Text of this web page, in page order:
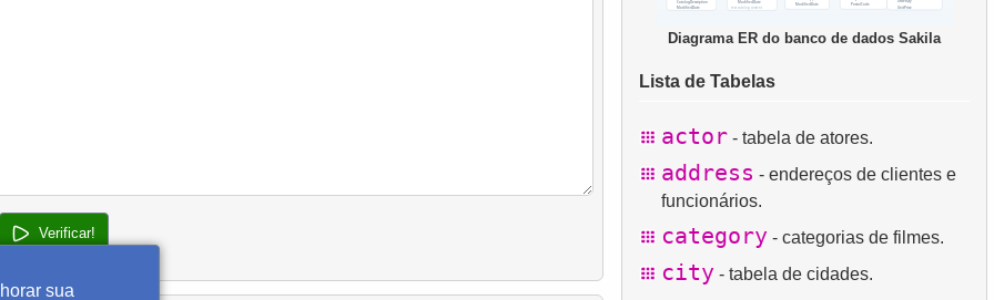
Verificar!
Diagrama ER do banco de dados Sakila
Lista de Tabelas
actor - tabela de atores.
address - endereços de clientes e
funcionários.
category - categorias de filmes.
city - tabela de cidades.
sua